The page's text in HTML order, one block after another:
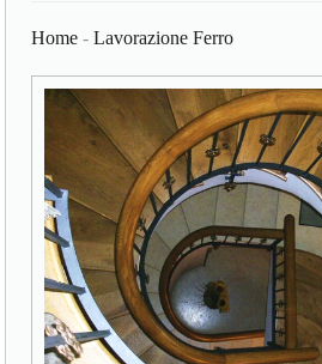
Home -Lavorazione Ferro